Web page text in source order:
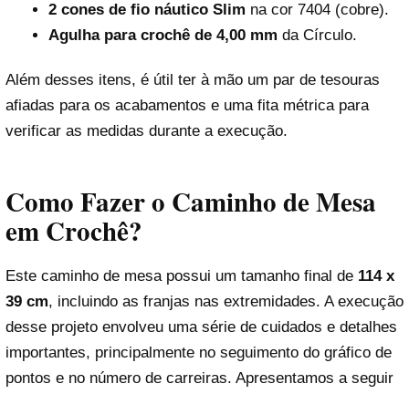
2 cones de fio náutico Slim na cor 7404 (cobre).
Agulha para crochê de 4,00 mm da Círculo.
Além desses itens, é útil ter à mão um par de tesouras
afiadas para os acabamentos e uma fita métrica para
verificar as medidas durante a execução.
Como Fazer o Caminho de Mesa
em Crochê?
Este caminho de mesa possui um tamanho final de 114 x
39 cm, incluindo as franjas nas extremidades. A execução
desse projeto envolveu uma série de cuidados e detalhes
importantes, principalmente no seguimento do gráfico de
pontos e no número de carreiras. Apresentamos a seguir